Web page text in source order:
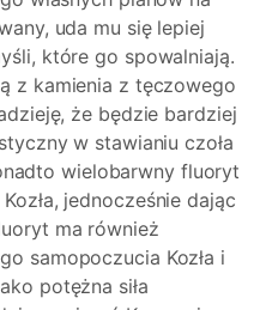
uda mu się lepiej
które go spowalniają.
z kamienia z tęczowego
że będzie bardziej
w stawianiu czoła
wielobarwny fluoryt
jednocześnie dając
ma również
samopoczucia Kozła i
potężna siła